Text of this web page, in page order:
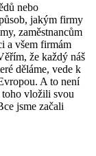
nebo
jakým firmy
zaměstnancům
a všem firmám
že každý náš
děláme, vede k
A to není
toho vložili svou
jsme začali